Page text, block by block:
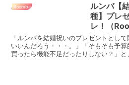
Roomba
ルンバ【
種】プレ
レ！（
ボット）
「ルンバを結婚祝いのプレゼントとし
いいんだろう・・・。」「そもそも予
買ったら機能不足だったりしない？」
不安が出てくると思います。 いろんな